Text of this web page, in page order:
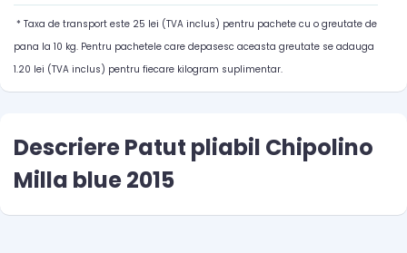
* Taxa de transport este 25 lei (TVA inclus) pentru pachete cu o greutate de
pana la 10 kg. Pentru pachetele care depasesc aceasta greutate se adauga
1.20 lei (TVA inclus) pentru fiecare kilogram suplimentar.
Descriere Patut pliabil Chipolino
Milla blue 2015